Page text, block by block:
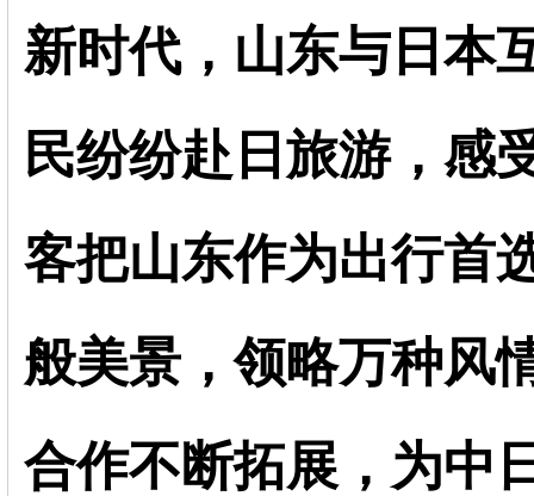
新时代，山东与日本
民纷纷赴日旅游，感
客把山东作为出行首
般美景，领略万种风
合作不断拓展，为中